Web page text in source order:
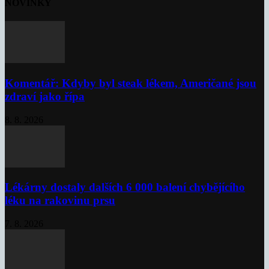
Komentář: Kdyby byl steak lékem, Američané jsou
zdraví jako řípa
Lékárny dostaly dalších 6 000 balení chybějícího
léku na rakovinu prsu